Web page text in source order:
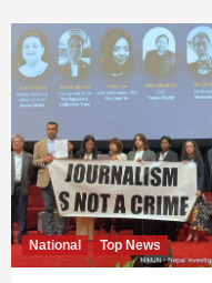
National Top News